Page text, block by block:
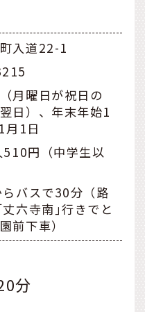
入道22-1
月曜日が祝日の
日）、年末年始1
月1日
510円（中学生以
バスで30分（路
六寺南｣行きでと
前下車）
分